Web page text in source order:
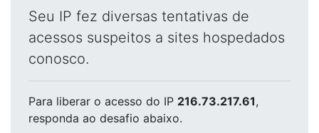
Seu IP fez diversas tentativas de
acessos suspeitos a sites hospedados
conosco.
Para liberar o acesso do IP 216.73.217.61,
responda ao desafio abaixo.